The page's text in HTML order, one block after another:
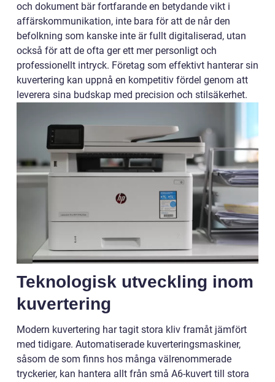
och dokument bär fortfarande en betydande vikt i
affärskommunikation, inte bara för att de når den
befolkning som kanske inte är fullt digitaliserad, utan
också för att de ofta ger ett mer personligt och
professionellt intryck. Företag som effektivt hanterar sin
kuvertering kan uppnå en kompetitiv fördel genom att
leverera sina budskap med precision och stilsäkerhet.
Teknologisk utveckling inom
kuvertering
Modern kuvertering har tagit stora kliv framåt jämfört
med tidigare. Automatiserade kuverteringsmaskiner,
såsom de som finns hos många välrenommerade
tryckerier, kan hantera allt från små A6-kuvert till stora